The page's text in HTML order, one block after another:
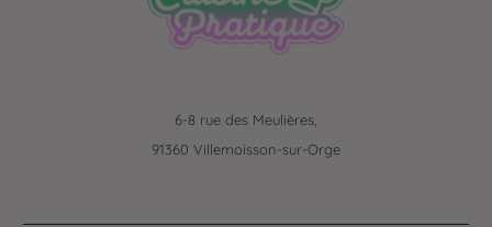
6-8 rue des Meulières,
91360 Villemoisson-sur-Orge